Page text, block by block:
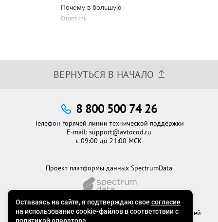
Почему в большую
Ответить
ВЕРНУТЬСЯ В НАЧАЛО
©2012 - 2026Официальный сервис проверки автомобилей
Проект платформы данных SpectrumData
8 800 500 74 26
Телефон горячей линии технической поддержки
E-mail: support@avtocod.ru
с 09:00 до 21:00 МСК